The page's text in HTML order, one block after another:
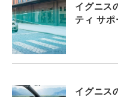
イグニス
ティ サポ
イグニス